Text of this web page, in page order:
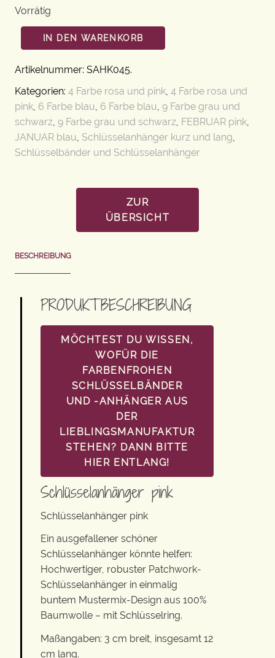
Vorrätig
IN DEN WARENKORB
Artikelnummer: SAHK045.
Kategorien: 4 Farbe rosa und pink 4 Farbe rosa und
pink 6 Farbe blau 6 Farbe blau 9 Farbe grau und
schwarz 9 Farbe grau und schwarz FEBRUAR pink
JANUAR blau Schlüsselanhänger kurz und lang
Schlüsselbänder und Schlüsselanhänger
ZUR
ÜBERSICHT
BESCHREIBUNG
PRODUKTBESCHREIBUNG
MÖCHTEST DU WISSEN,
WOFÜR DIE
FARBENFROHEN
SCHLÜSSELBÄNDER
UND -ANHÄNGER AUS
DER
LIEBLINGSMANUFAKTUR
STEHEN? DANN BITTE
HIER ENTLANG!
Schlüsselanhänger pink
Schlüsselanhänger pink
Ein ausgefallener schöner
Schlüsselanhänger könnte helfen:
Hochwertiger, robuster Patchwork-
Schlüsselanhänger in einmalig
buntem Mustermix-Design aus 100%
Baumwolle – mit Schlüsselring.
Maßangaben: 3 cm breit, insgesamt 12
cm lang.